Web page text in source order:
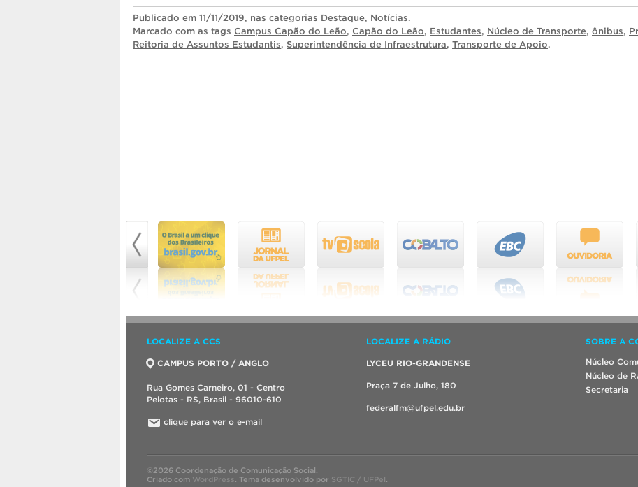
Publicado em 11/11/2019, nas categorias Destaque, Notícias.
Marcado com as tags Campus Capão do Leão, Capão do Leão, Estudantes, Núcleo de Transporte, ônibus,
Reitoria de Assuntos Estudantis, Superintendência de Infraestrutura, Transporte de Apoio.
LOCALIZE A CCS
CAMPUS PORTO / ANGLO
Rua Gomes Carneiro, 01 - Centro
Pelotas - RS, Brasil - 96010-610
clique para ver o e-mail
LOCALIZE A RÁDIO
LYCEU RIO-GRANDENSE
Praça 7 de Julho, 180
federalfm@ufpel.edu.br
SOBRE A
Núcleo
Núcleo de
Secretaria
©2026 Coordenação de Comunicação Social.
Criado com WordPress. Tema desenvolvido por SGTIC / UFPel .